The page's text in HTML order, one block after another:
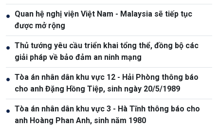
● Quan hệ nghị viện Việt Nam - Malaysia sẽ tiếp tục
được mở rộng
● Thủ tướng yêu cầu triển khai tổng thể, đồng bộ các
giải pháp về bảo đảm an ninh mạng
● Tòa án nhân dân khu vực 12 - Hải Phòng thông báo
cho anh Đặng Hồng Tiệp, sinh ngày 20/5/1989
● Tòa án nhân dân khu vực 3 - Hà Tĩnh thông báo cho
anh Hoàng Phan Anh, sinh năm 1980